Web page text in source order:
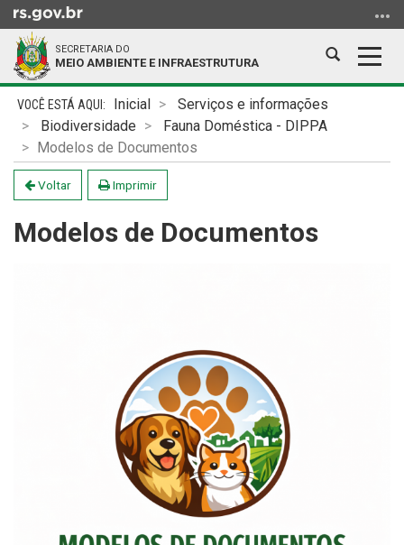
para
conteúdo
menu
para
busca
SECRETARIA DO
MEIO AMBIENTE E INFRAESTRUTURA
Abrir
busca
Início
conteúdo
Inicial
Serviços e informações
Biodiversidade
Fauna Doméstica - DIPPA
Modelos de Documentos
Voltar Imprimir
Modelos de Documentos